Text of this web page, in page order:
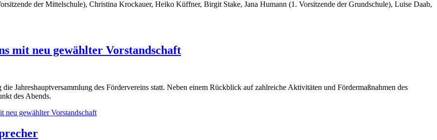
der Mittelschule), Christina Krockauer, Heiko Küffner, Birgit Stake, Jana Humann (1. Vorsitzende der Grundschule), Luise Daab,
mit neu gewählter Vorstandschaft
Jahreshauptversammlung des Fördervereins statt. Neben einem Rückblick auf zahlreiche Aktivitäten und Fördermaßnahmen des
des Abends.
neu gewählter Vorstandschaft